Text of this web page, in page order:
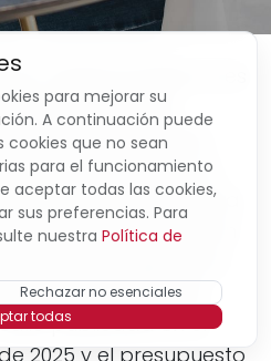
cuenta propia no es
gastos que
de autónomo. Para
sea menos duro, la
Ocupació i Energia ha
de ayudas con
lo que pagas a la
los primeros 36
salió publicada en el
2025 y el presupuesto
para mejorar su
A continuación puede
que no sean
para el funcionamiento
aceptar todas las cookies,
sus preferencias. Para
nuestra Política de
Rechazar no esenciales
todas